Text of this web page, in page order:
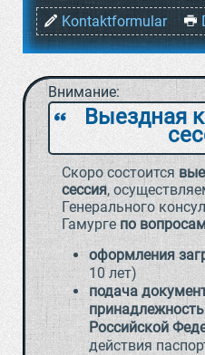
Kontaktformular
Внимание:
` Выездная
Скоро состоится
сессия,
Генерального
Гамургепо
оформления
10 лет)
подача
Российской
действия